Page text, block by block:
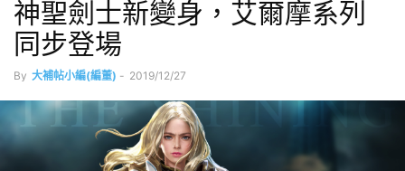
神聖劍士新變身，艾爾摩系列
同步登場
By 大補帖小編(編董) - 2019/12/27